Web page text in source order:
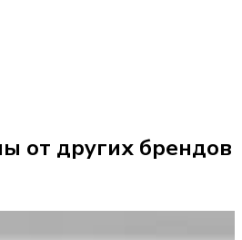
от других брендов